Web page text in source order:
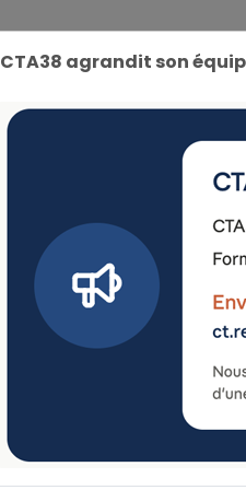
CTA38 agrandit son